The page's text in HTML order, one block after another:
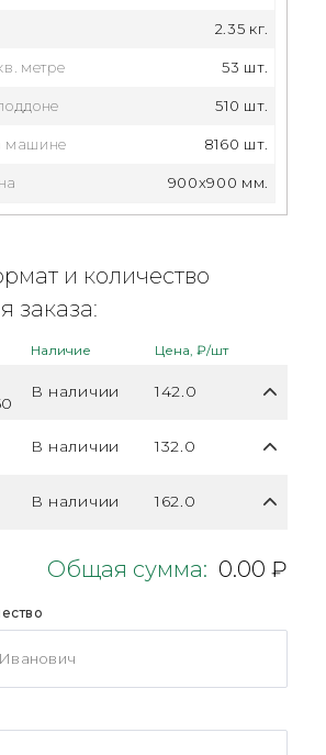
2.35 кг.
метре 53 шт.
510 шт.
машине 8160 шт.
900x900 мм.
и количество
заказа:
Наличие Цена, ₽/шт
В наличии 142.0
В наличии 132.0
В наличии 162.0
Общая сумма: 0.00 ₽